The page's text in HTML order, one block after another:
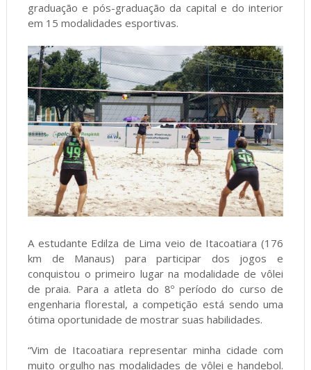
graduação e pós-graduação da capital e do interior
em 15 modalidades esportivas.
A estudante Edilza de Lima veio de Itacoatiara (176
km de Manaus) para participar dos jogos e
conquistou o primeiro lugar na modalidade de vôlei
de praia. Para a atleta do 8º período do curso de
engenharia florestal, a competição está sendo uma
ótima oportunidade de mostrar suas habilidades.
“Vim de Itacoatiara representar minha cidade com
muito orgulho nas modalidades de vôlei e handebol.